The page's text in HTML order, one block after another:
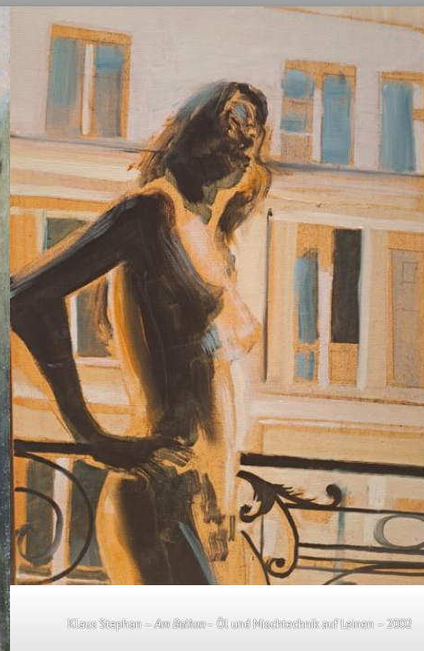
Klaus Stephan –Am Balkon– Öl und Mischtechnik auf Leinen – 2002